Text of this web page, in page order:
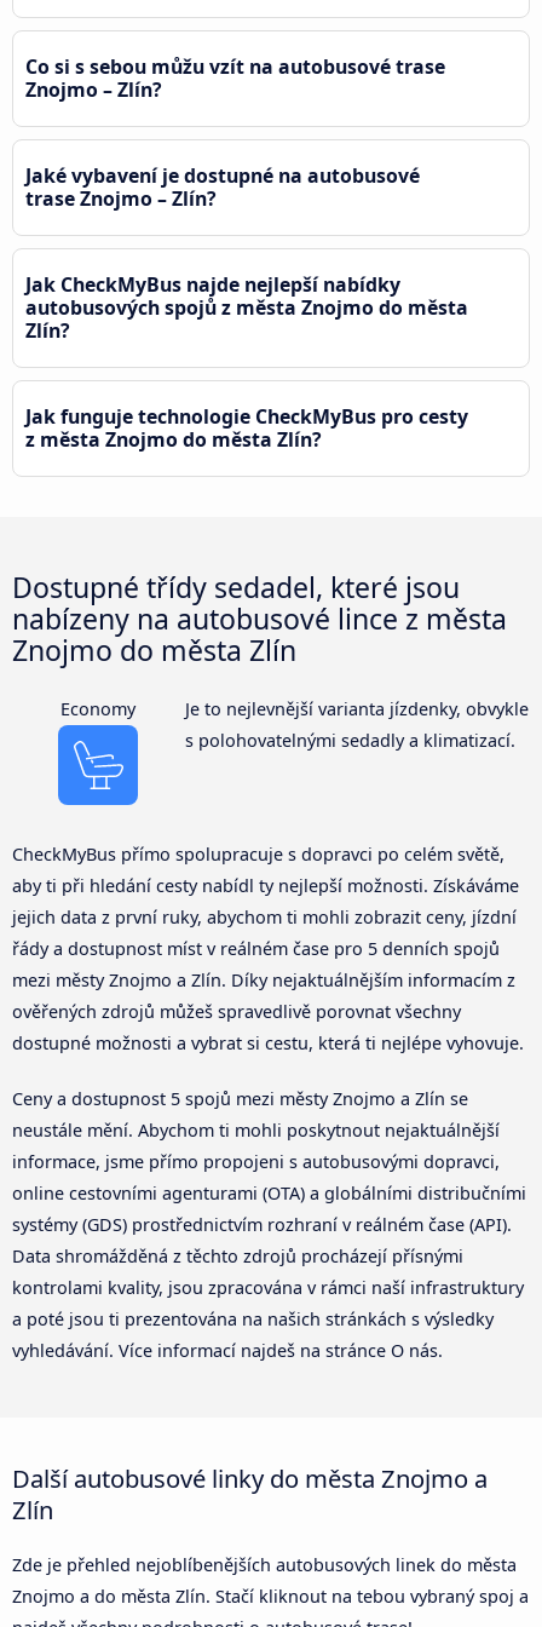
Co si s sebou můžu vzít na autobusové trase
Znojmo – Zlín?
Jaké vybavení je dostupné na autobusové
trase Znojmo – Zlín?
Jak CheckMyBus najde nejlepší nabídky
autobusových spojů z města Znojmo do města
Zlín?
Jak funguje technologie CheckMyBus pro cesty
z města Znojmo do města Zlín?
Dostupné třídy sedadel, které jsou
nabízeny na autobusové lince z města
Znojmo do města Zlín
Economy
Je to nejlevnější varianta jízdenky, obvykle
s polohovatelnými sedadly a klimatizací.
CheckMyBus přímo spolupracuje s dopravci po celém světě,
aby ti při hledání cesty nabídl ty nejlepší možnosti. Získáváme
jejich data z první ruky, abychom ti mohli zobrazit ceny, jízdní
řády a dostupnost míst v reálném čase pro 5 denních spojů
mezi městy Znojmo a Zlín. Díky nejaktuálnějším informacím z
ověřených zdrojů můžeš spravedlivě porovnat všechny
dostupné možnosti a vybrat si cestu, která ti nejlépe vyhovuje.
Ceny a dostupnost 5 spojů mezi městy Znojmo a Zlín se
neustále mění. Abychom ti mohli poskytnout nejaktuálnější
informace, jsme přímo propojeni s autobusovými dopravci,
online cestovními agenturami (OTA) a globálními distribučními
systémy (GDS) prostřednictvím rozhraní v reálném čase (API).
Data shromážděná z těchto zdrojů procházejí přísnými
kontrolami kvality, jsou zpracována v rámci naší infrastruktury
a poté jsou ti prezentována na našich stránkách s výsledky
vyhledávání. Více informací najdeš na stránce O nás.
Další autobusové linky do města Znojmo a
Zlín
Zde je přehled nejoblíbenějších autobusových linek do města
Znojmo a do města Zlín. Stačí kliknout na tebou vybraný spoj a